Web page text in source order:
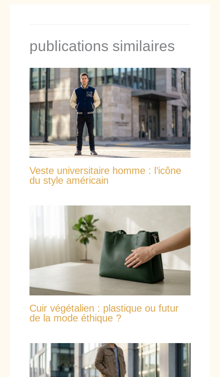
publications similaires
Veste universitaire homme : l’icône
du style américain
Cuir végétalien : plastique ou futur
de la mode éthique ?